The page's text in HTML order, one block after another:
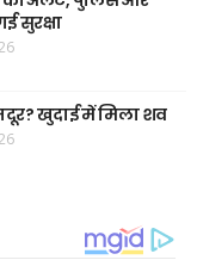
सुरक्षा
खुदाई में मिला शव